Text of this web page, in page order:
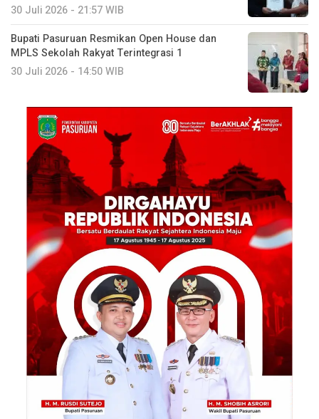
30 Juli 2026 - 21:57 WIB
Bupati Pasuruan Resmikan Open House dan
MPLS Sekolah Rakyat Terintegrasi 1
30 Juli 2026 - 14:50 WIB